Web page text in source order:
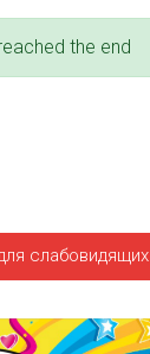
the end
слабовидящих